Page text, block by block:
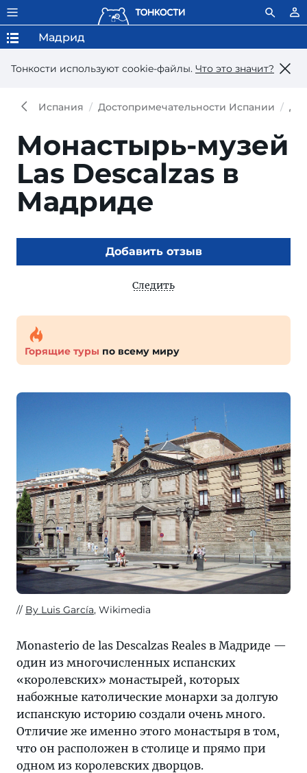
Тонкости используют сookie-файлы. Что это значит?
Мадрид
Испания Достопримечательности Испании
Монастырь-музей
Las Descalzas в
Мадриде
Добавить отзыв
Следить
Горящие туры по всему миру
By Luis García, Wikimedia
Monasterio de las Descalzas Reales в Мадриде —
один из многочисленных испанских
«королевских» монастырей, которых
набожные католические монархи за долгую
испанскую историю создали очень много.
Отличие же именно этого монастыря в том,
что он расположен в столице и прямо при
одном из королевских дворцов.